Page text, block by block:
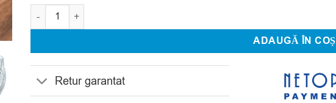
Cantitate Set 6 Pahare Whisky Cristal Bohemia Bromelias 350 ml
ADAUGĂ ÎN COȘ
Retur garantat